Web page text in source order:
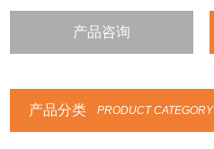
产品咨询
产品分类 PRODUCT CATEGORY